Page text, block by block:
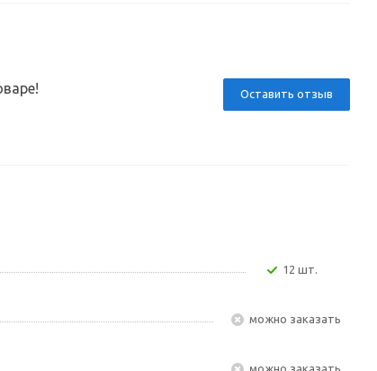
Оставить отзыв
12 шт.
Можно заказать
Можно заказать